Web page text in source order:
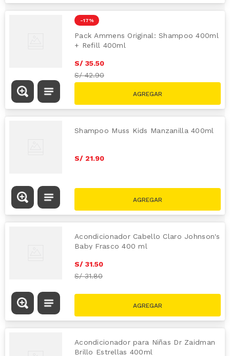
-17 %
Pack Ammens Original: Shampoo 400ml
+ Refill 400ml
S/ 35.50
S/42.90
Shampoo Muss Kids Manzanilla 400ml
S/ 21.90
Acondicionador Cabello Claro Johnson's
Baby Frasco 400 ml
S/ 31.50
S/31.80
Acondicionador para Niñas Dr Zaidman
Brillo Estrellas 400ml